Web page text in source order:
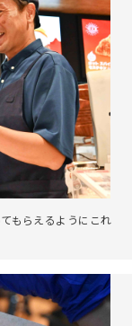
もらえるようにこれ